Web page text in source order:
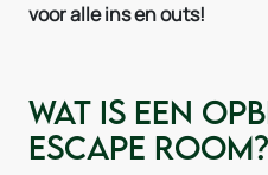
voor alle ins en outs!
Wat is een
escape room?